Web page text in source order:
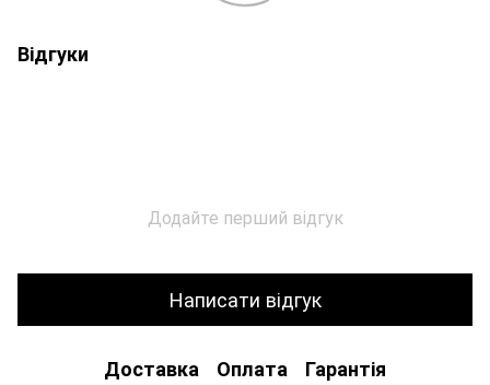
Відгуки
Додайте перший відгук
Написати відгук
Доставка Оплата Гарантія